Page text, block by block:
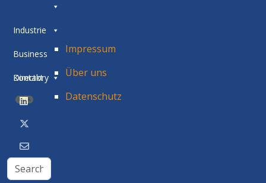
Industrie
Business
Directory
BETA
Kontakt
Impressum
Über uns
Datenschutz